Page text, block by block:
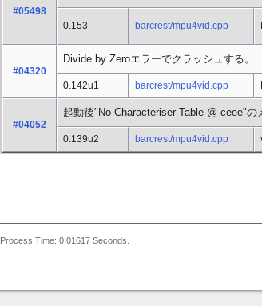
#05498
0.153 barcrest/mpu4vid.cpp
#04320
Divide by Zeroエラーでクラッシュする。
0.142u1 barcrest/mpu4vid.cpp
#04052
起動後"No Characteriser Table @ ceee"の
0.139u2 barcrest/mpu4vid.cpp
Process Time: 0.01617 Seconds.